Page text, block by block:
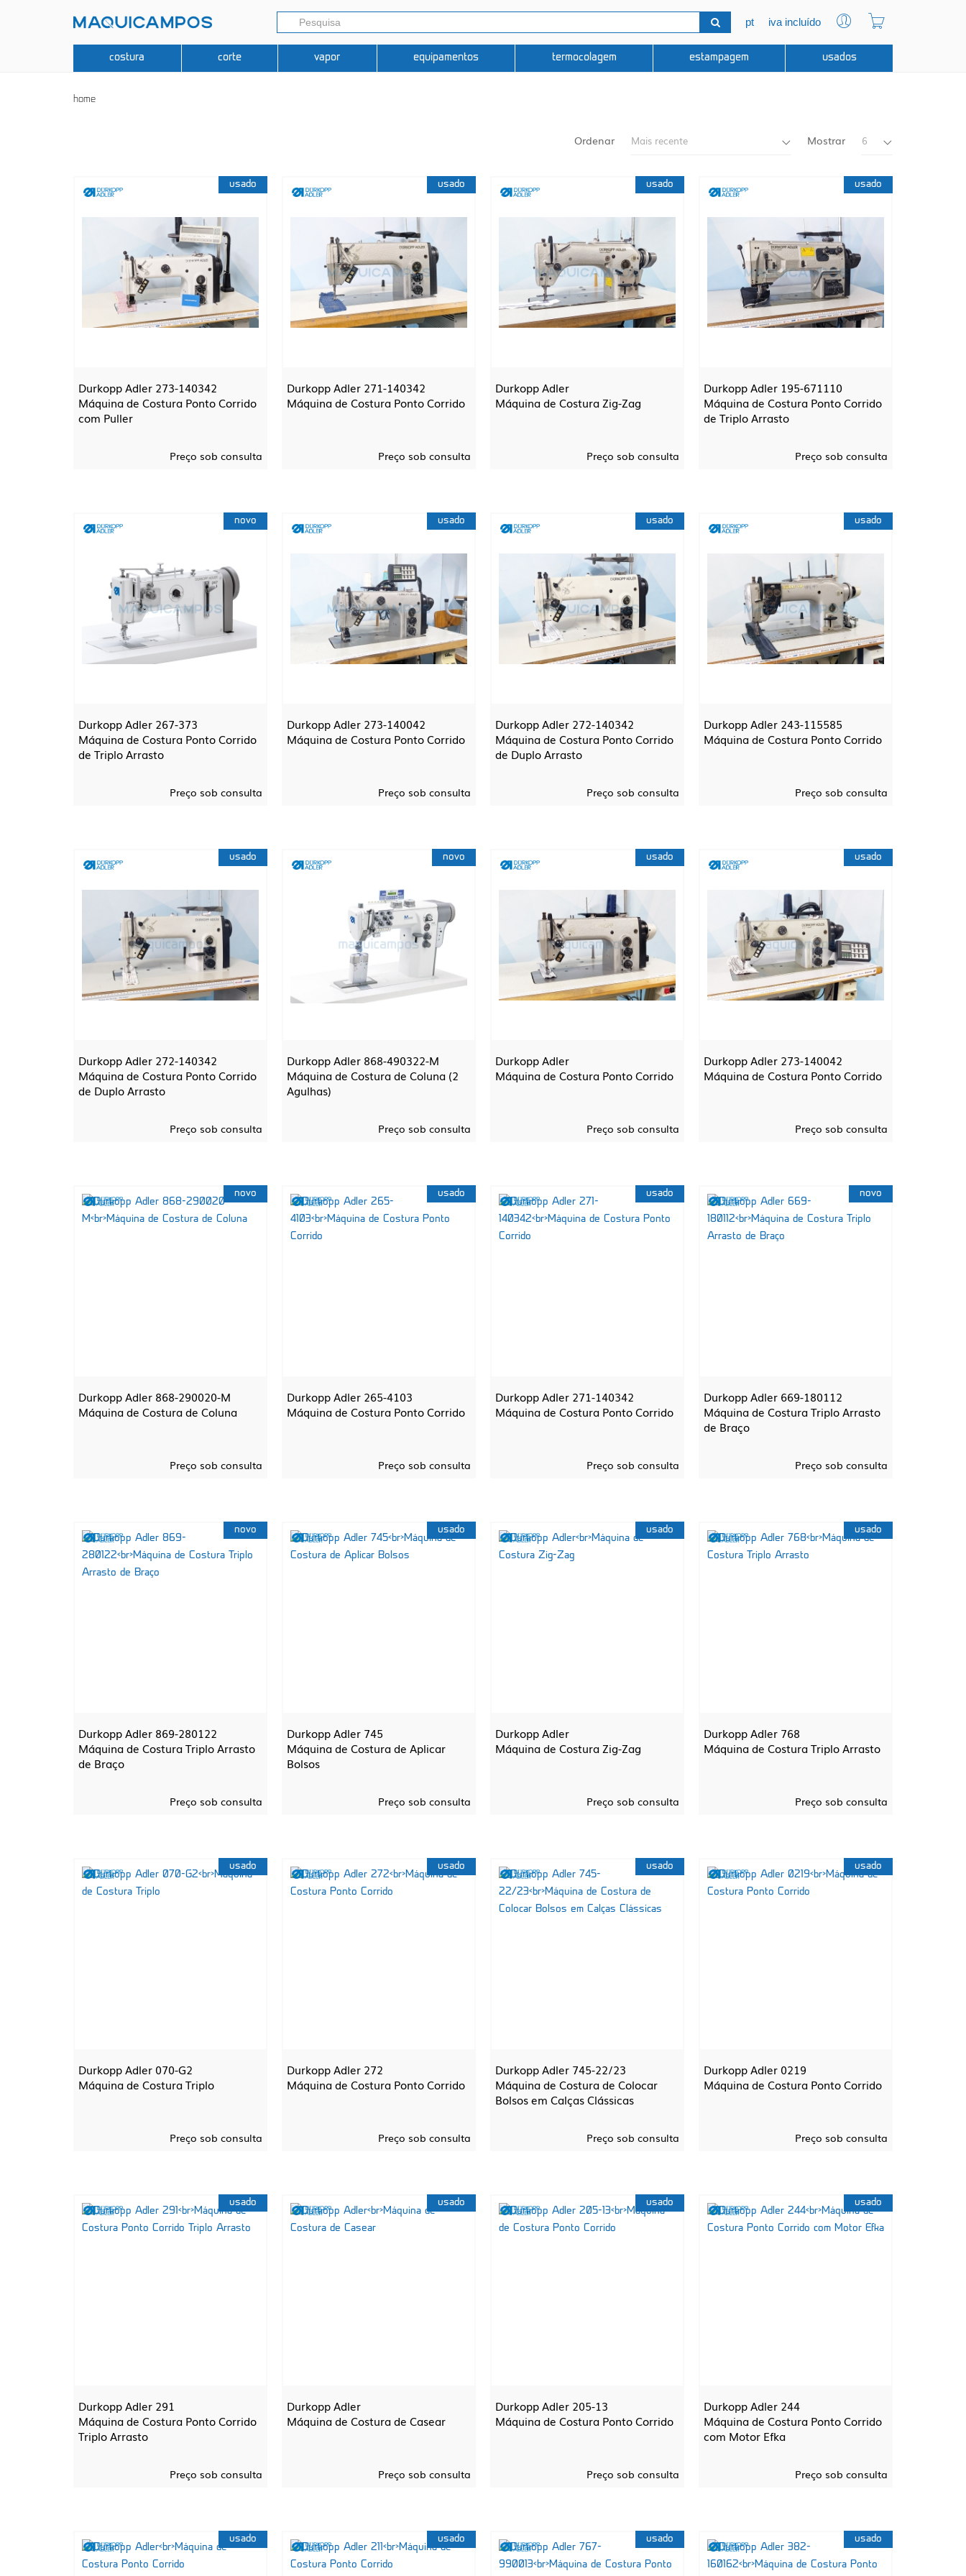
pt iva incluído
costura corte vapor equipamentos termocolagem estampagem usados
home
Ordenar Mais recente Mostrar 6
usado
Durkopp Adler 273-140342
Máquina de Costura Ponto Corrido
com Puller
Preço sob consulta
usado
Durkopp Adler 271-140342
Máquina de Costura Ponto Corrido
Preço sob consulta
usado
Durkopp Adler
Máquina de Costura Zig-Zag
Preço sob consulta
usado
Durkopp Adler 195-671110
Máquina de Costura Ponto Corrido
de Triplo Arrasto
Preço sob consulta
novo
Durkopp Adler 267-373
Máquina de Costura Ponto Corrido
de Triplo Arrasto
Preço sob consulta
usado
Durkopp Adler 273-140042
Máquina de Costura Ponto Corrido
Preço sob consulta
usado
Durkopp Adler 272-140342
Máquina de Costura Ponto Corrido
de Duplo Arrasto
Preço sob consulta
usado
Durkopp Adler 243-115585
Máquina de Costura Ponto Corrido
Preço sob consulta
usado
Durkopp Adler 272-140342
Máquina de Costura Ponto Corrido
de Duplo Arrasto
Preço sob consulta
novo
Durkopp Adler 868-490322-M
Máquina de Costura de Coluna (2
Agulhas)
Preço sob consulta
usado
Durkopp Adler
Máquina de Costura Ponto Corrido
Preço sob consulta
usado
Durkopp Adler 273-140042
Máquina de Costura Ponto Corrido
Preço sob consulta
novo
Durkopp Adler 868-290020-M
Máquina de Costura de Coluna
Preço sob consulta
usado
Durkopp Adler 265-4103
Máquina de Costura Ponto Corrido
Preço sob consulta
usado
Durkopp Adler 271-140342
Máquina de Costura Ponto Corrido
Preço sob consulta
novo
Durkopp Adler 669-180112
Máquina de Costura Triplo Arrasto
de Braço
Preço sob consulta
novo
Durkopp Adler 869-280122
Máquina de Costura Triplo Arrasto
de Braço
Preço sob consulta
usado
Durkopp Adler 745
Máquina de Costura de Aplicar
Bolsos
Preço sob consulta
usado
Durkopp Adler
Máquina de Costura Zig-Zag
Preço sob consulta
usado
Durkopp Adler 768
Máquina de Costura Triplo Arrasto
Preço sob consulta
usado
Durkopp Adler 070-G2
Máquina de Costura Triplo
Preço sob consulta
usado
Durkopp Adler 272
Máquina de Costura Ponto Corrido
Preço sob consulta
usado
Durkopp Adler 745-22/23
Máquina de Costura de Colocar
Bolsos em Calças Clássicas
Preço sob consulta
usado
Durkopp Adler 0219
Máquina de Costura Ponto Corrido
Preço sob consulta
usado
Durkopp Adler 291
Máquina de Costura Ponto Corrido
Triplo Arrasto
Preço sob consulta
usado
Durkopp Adler
Máquina de Costura de Casear
Preço sob consulta
usado
Durkopp Adler 205-13
Máquina de Costura Ponto Corrido
Preço sob consulta
usado
Durkopp Adler 244
Máquina de Costura Ponto Corrido
com Motor Efka
Preço sob consulta
usado usado usado usado